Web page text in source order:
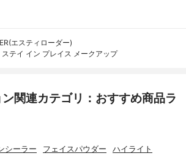
エスティローダー)
テイ イン プレイス メークアップ
関連カテゴリ：おすすめ商品ラ
シーラー フェイスパウダー ハイライト